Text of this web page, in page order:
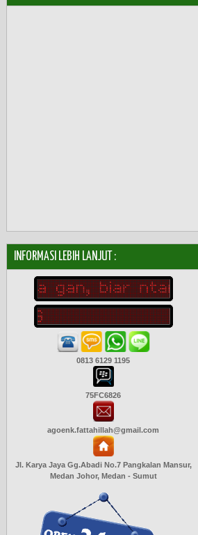
INFORMASI LEBIH LANJUT :
0813 6129 1195
75FC6826
agoenk.fattahillah@gmail.com
Jl. Karya Jaya Gg.Abadi No.7 Pangkalan Mansur,
Medan Johor, Medan - Sumut